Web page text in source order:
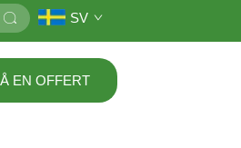
SV
EN OFFERT